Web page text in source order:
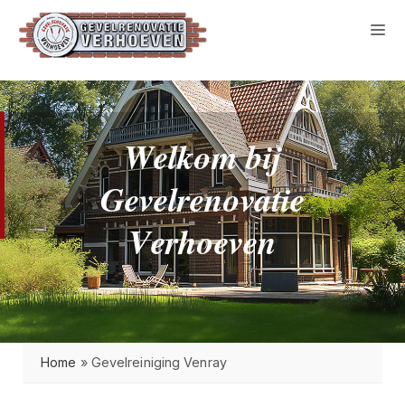
Welkombij
Gevelrenovatie
Verhoeven
Home » Gevelreiniging Venray